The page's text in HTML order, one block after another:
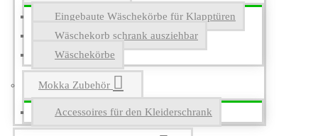
Eingebaute Wäschekörbe für Klapptüren
Wäschekorb schrank ausziehbar
Wäschekörbe
Mokka Zubehör
Accessoires für den Kleiderschrank